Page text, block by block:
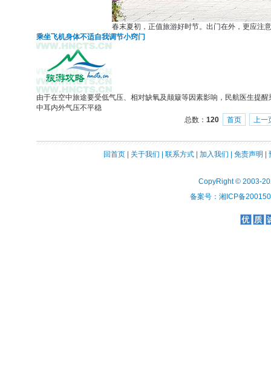
春末夏初，正值旅游好时节。出门在外，更应注
乘坐飞机身体不适自我调节小窍门
由于在空中旅途要受低气压、相对缺氧及颠簸等因素影响，民航医生提
中耳内外气压不平稳
总数： 120 首页 上一
回首页| 关于我们 联系方式| 加入我们 免责声明
CopyRight © 2003-
备案号：湘ICP备